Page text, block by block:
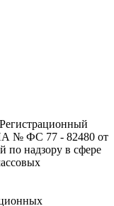
№ ФС 77 - 82480 от
по надзору в сфере